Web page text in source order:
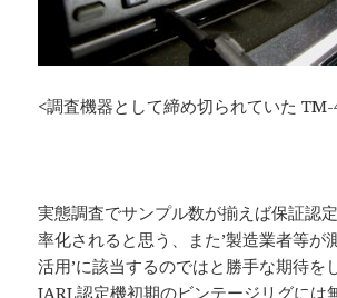
<調査機器として締め切られていた
実態調査でサンプル数が揃えば保証認
率化されると思う、また’製造業者等が
活用’に該当するのではと勝手な期待を
JARL認定機初期のビンテージリグには